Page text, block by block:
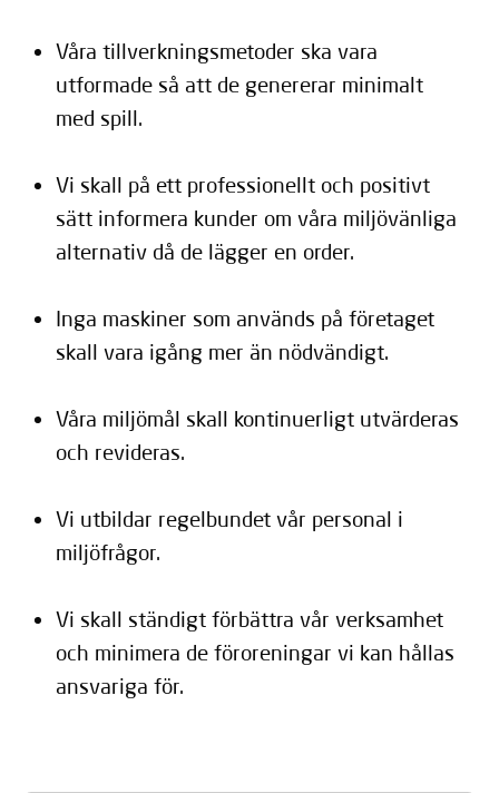
Våra tillverkningsmetoder ska vara
utformade så att de genererar minimalt
med spill.
Vi skall på ett professionellt och positivt
sätt informera kunder om våra miljövänliga
alternativ då de lägger en order.
Inga maskiner som används på företaget
skall vara igång mer än nödvändigt.
Våra miljömål skall kontinuerligt utvärderas
och revideras.
Vi utbildar regelbundet vår personal i
miljöfrågor.
Vi skall ständigt förbättra vår verksamhet
och minimera de föroreningar vi kan hållas
ansvariga för.